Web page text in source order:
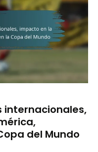
internacionales,
del Mundo